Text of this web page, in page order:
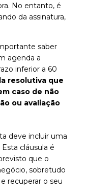
No entanto, é
da assinatura,
saber
agenda a
inferior a 60
resolutiva que
caso de não
ou avaliação
deve incluir uma
cláusula é
que o
sobretudo
recuperar o seu